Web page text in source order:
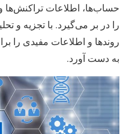
حساب‌ها، اطلاعات تراکنش‌ها
را در بر می‌گیرد. با تجزیه و
روندها و اطلاعات مفیدی را
به دست آورد.